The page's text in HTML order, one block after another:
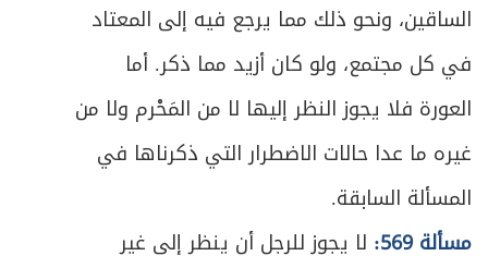
الساقين، ونحو ذلك مما يرجع فيه إلى المعتاد
في كل مجتمع، ولو كان أزيد مما ذكر. أما
العورة فلا يجوز النظر إليها لا من المَحْرم ولا من
غيره ما عدا حالات الاضطرار التي ذكرناها في
المسألة السابقة.
مسألة 569:
لا يجوز للرجل أن ينظر إلى غير